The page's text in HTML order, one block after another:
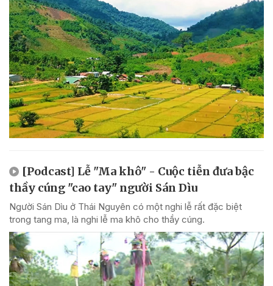
[Podcast] Lễ "Ma khô" - Cuộc tiễn đưa bậc
thầy cúng "cao tay" người Sán Dìu
Người Sán Dìu ở Thái Nguyên có một nghi lễ rất đặc biệt
trong tang ma, là nghi lễ ma khô cho thầy cúng.